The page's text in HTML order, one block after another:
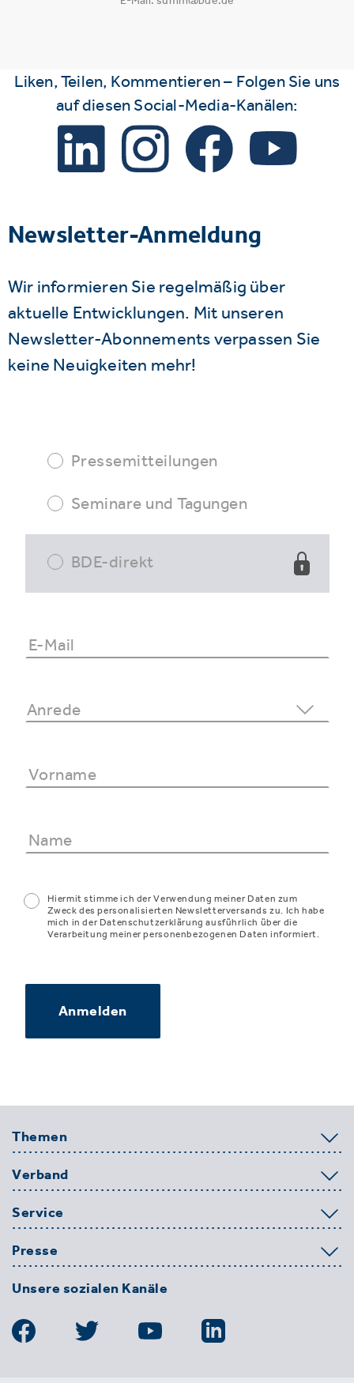
Liken, Teilen, Kommentieren – Folgen Sie uns
auf diesen Social-Media-Kanälen:
Newsletter-Anmeldung
Wir informieren Sie regelmäßig über
aktuelle Entwicklungen. Mit unseren
Newsletter-Abonnements verpassen Sie
keine Neuigkeiten mehr!
Pressemitteilungen
Seminare und Tagungen
BDE-direkt
Hiermit stimme ich der Verwendung meiner Daten zum
Zweck des personalisierten Newsletterversands zu. Ich habe
mich in der Datenschutzerklärung ausführlich über die
Verarbeitung meiner personenbezogenen Daten informiert.
Anmelden
Themen
Verband
Service
Presse
Unsere sozialen Kanäle